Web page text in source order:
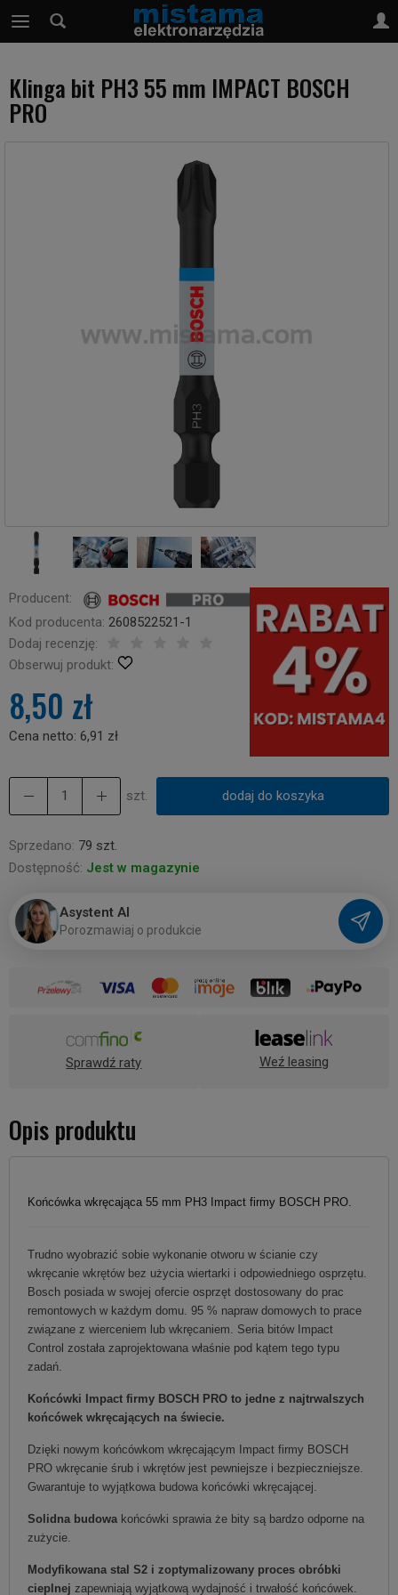
Klinga bit PH3 55 mm IMPACT BOSCH
PRO
Producent:
Kod producenta: 2608522521-1
Dodaj recenzję:
Obserwuj produkt:
8,50 zł
Cena netto: 6,91 zł
szt. dodaj do koszyka
Sprzedano: 79 szt.
Dostępność: Jest w magazynie
Asystent AI
Porozmawiaj o produkcie
Sprawdź raty Weź leasing
Opis produktu
Końcówka wkręcająca 55 mm PH3 Impact firmy BOSCH PRO.
Trudno wyobrazić sobie wykonanie otworu w ścianie czy
wkręcanie wkrętów bez użycia wiertarki i odpowiedniego osprzętu.
Bosch posiada w swojej ofercie osprzęt dostosowany do prac
remontowych w każdym domu. 95 % napraw domowych to prace
związane z wierceniem lub wkręcaniem. Seria bitów Impact
Control została zaprojektowana właśnie pod kątem tego typu
zadań.
Końcówki Impact firmy BOSCH PRO to jedne z najtrwalszych
końcówek wkręcających na świecie.
Dzięki nowym końcówkom wkręcającym Impact firmy BOSCH
PRO wkręcanie śrub i wkrętów jest pewniejsze i bezpieczniejsze.
Gwarantuje to wyjątkowa budowa końcówki wkręcającej.
Solidna budowa końcówki sprawia że bity są bardzo odporne na
zużycie.
Modyfikowana stal S2 i zoptymalizowany proces obróbki
cieplnej zapewniają wyjątkową wydajność i trwałość końcówek.